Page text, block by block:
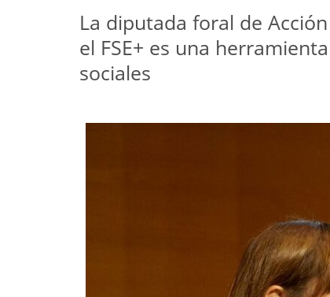
La diputada foral de
el FSE+ es una